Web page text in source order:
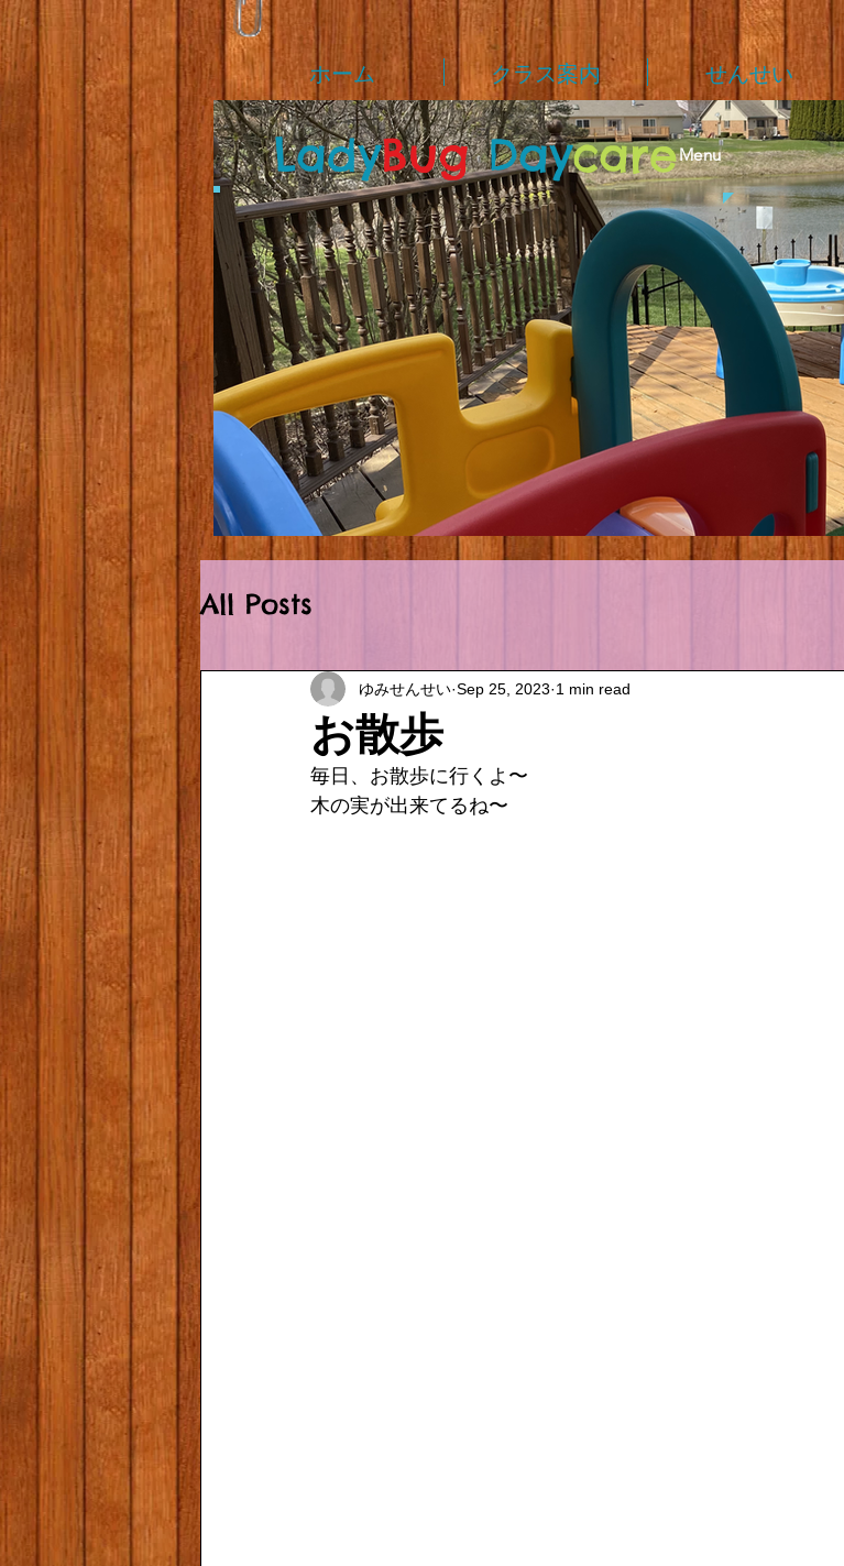
ホーム クラス案内 せんせい
LadyBug DaycareMenu
All Posts
お散歩
ゆみせんせい Sep 25, 2023 1 min read
毎日、お散歩に行くよ〜
木の実が出来てるね〜